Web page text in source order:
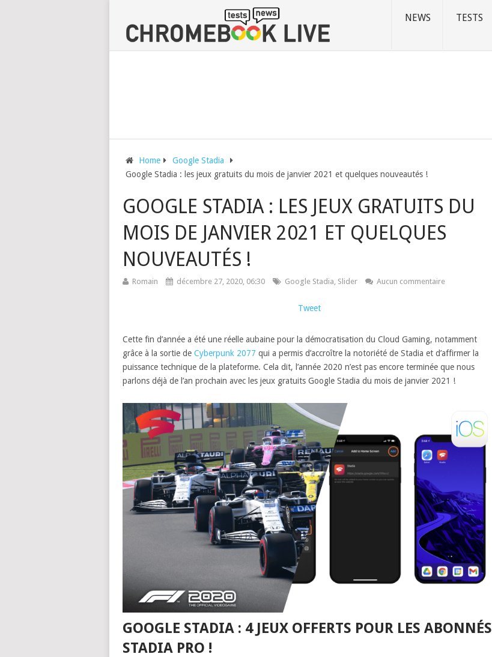
NEWS TESTS
Home
Google Stadia
Google Stadia : les jeux gratuits du mois de janvier 2021 et quelques nouveautés !
GOOGLE STADIA : LES JEUX GRATUITS DU
MOIS DE JANVIER 2021 ET QUELQUES
NOUVEAUTÉS !
Romain décembre 27, 2020, 06:30 Google Stadia, Slider Aucun commentaire
Tweet
Cette fin d’année a été une réelle aubaine pour la démocratisation du Cloud Gaming, notamment
grâce à la sortie de Cyberpunk 2077 qui a permis d’accroître la notoriété de Stadia et d’affirmer la
puissance technique de la plateforme. Cela dit, l’année 2020 n’est pas encore terminée que nous
parlons déjà de l’an prochain avec les jeux gratuits Google Stadia du mois de janvier 2021 !
GOOGLE STADIA : 4 JEUX OFFERTS POUR LES ABONNÉS
STADIA PRO !